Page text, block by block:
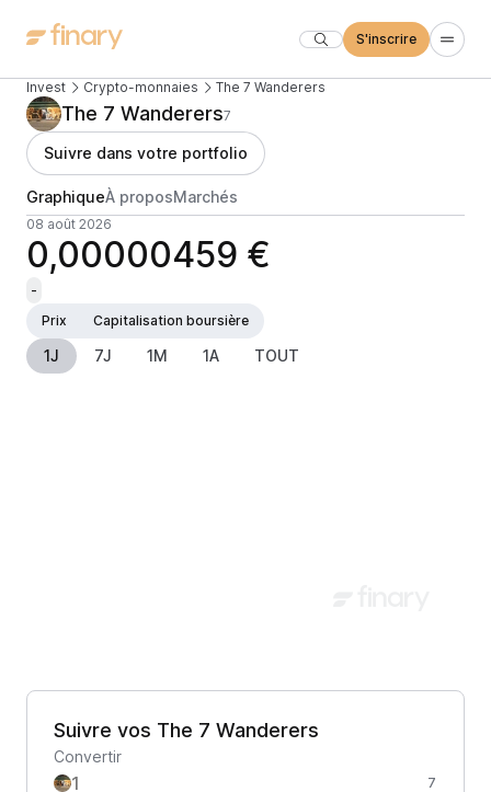
S'inscrire
Invest Crypto-monnaies The 7 Wanderers
The 7 Wanderers7
Suivre dans votre portfolio
GraphiqueÀ proposMarchés
08 août 2026
0,00000459 €
-
Prix
Capitalisation boursière
1J 7J 1M 1A TOUT
Suivre vos The 7 Wanderers
Convertir
7